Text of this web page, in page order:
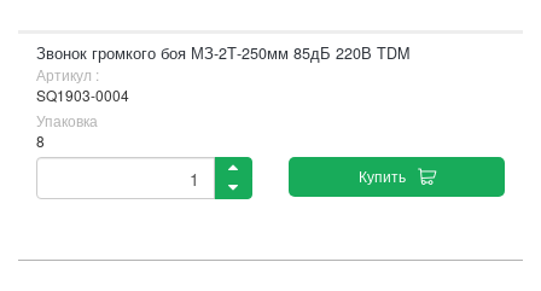
Звонок громкого боя МЗ-2Т-250мм 85дБ 220В TDM
Артикул :
SQ1903-0004
Упаковка
8
Купить